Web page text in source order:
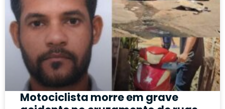
Motociclista morre em grave